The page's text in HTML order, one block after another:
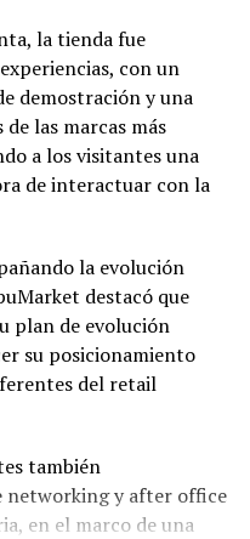
la tienda fue
con un
demostración y una
las marcas más
a los visitantes una
de interactuar con la
la evolución
destacó que
plan de evolución
su posicionamiento
del retail
también
networking y after office
en el marco de una